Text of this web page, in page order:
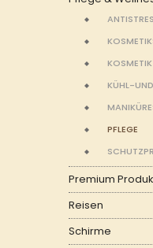
KÜHL-
PFLEGE
Premium
Reisen
Schirme